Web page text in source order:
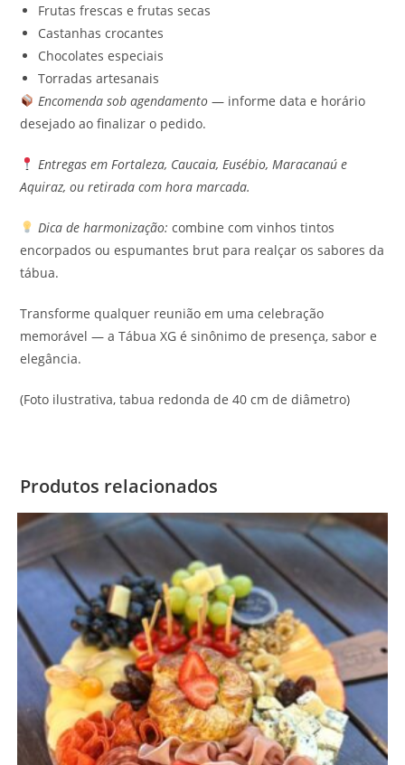
Frutas frescas e frutas secas
Castanhas crocantes
Chocolates especiais
Torradas artesanais
Encomenda sob agendamento — informe data e horário
desejado ao finalizar o pedido.
Entregas em Fortaleza, Caucaia, Eusébio, Maracanaú e
Aquiraz, ou retirada com hora marcada.
Dica de harmonização: combine com vinhos tintos
encorpados ou espumantes brut para realçar os sabores da
tábua.
Transforme qualquer reunião em uma celebração
memorável — a Tábua XG é sinônimo de presença, sabor e
elegância.
(Foto ilustrativa, tabua redonda de 40 cm de diâmetro)
Produtos relacionados